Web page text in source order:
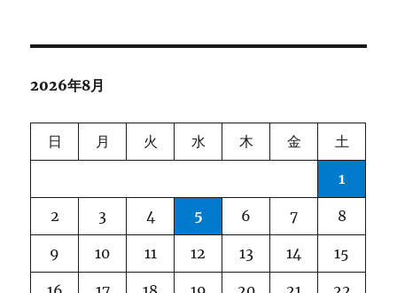
ゲ
ー
シ
ョ
ン
2026年8月
日 月 火 水 木 金 土
1
2 3 4 5 6 7 8
9 10 11 12 13 14 15